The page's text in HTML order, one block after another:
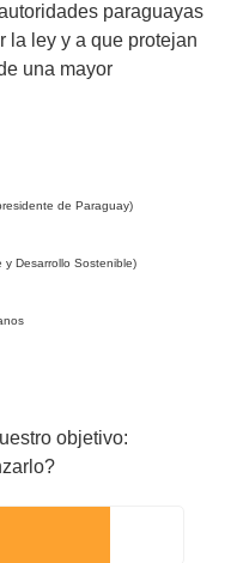
paraguayas
la ley y a que protejan
una mayor
de Paraguay)
y Desarrollo Sostenible)
objetivo: